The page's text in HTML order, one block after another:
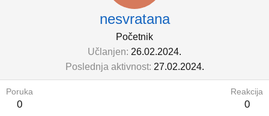
nesvratana
Početnik
Učlanjen 26.02.2024.
Poslednja aktivnost 27.02.2024.
Poruka
0
Reakcija
0